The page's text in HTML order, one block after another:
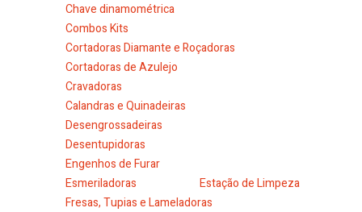
Chave dinamométrica
Combos Kits
Cortadoras Diamante e Roçadoras
Cortadoras de Azulejo
Cravadoras
Calandras e Quinadeiras
Desengrossadeiras
Desentupidoras
Engenhos de Furar
Esmeriladoras
Estação de Limpeza
Fresas, Tupias e Lameladoras